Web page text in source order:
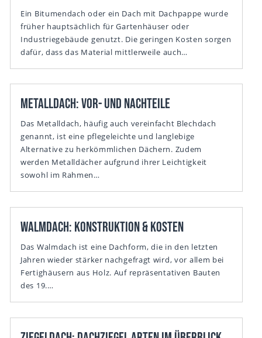
Ein Bitumendach oder ein Dach mit Dachpappe wurde
früher hauptsächlich für Gartenhäuser oder
Industriegebäude genutzt. Die geringen Kosten sorgen
dafür, dass das Material mittlerweile auch…
Metalldach: Vor- und Nachteile
Das Metalldach, häufig auch vereinfacht Blechdach
genannt, ist eine pflegeleichte und langlebige
Alternative zu herkömmlichen Dächern. Zudem
werden Metalldächer aufgrund ihrer Leichtigkeit
sowohl im Rahmen…
Walmdach: Konstruktion & Kosten
Das Walmdach ist eine Dachform, die in den letzten
Jahren wieder stärker nachgefragt wird, vor allem bei
Fertighäusern aus Holz. Auf repräsentativen Bauten
des 19.…